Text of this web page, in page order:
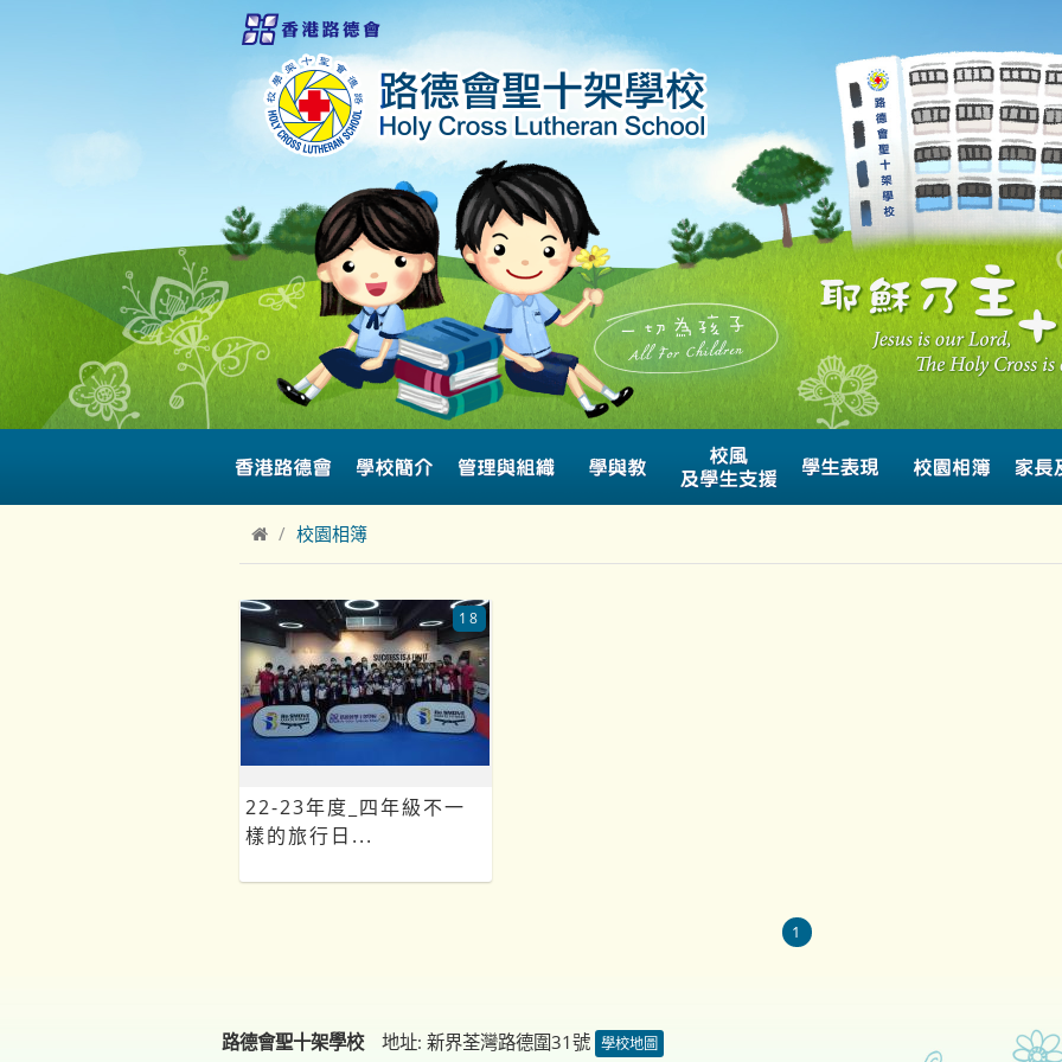
校園相簿
22-23年度_四年級不一
樣的旅行日...
18
1
路德會聖十架學校 地址: 新界荃灣路德圍31號 學校地圖